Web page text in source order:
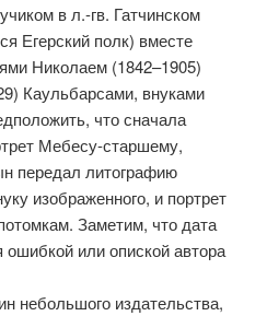
в л.-гв. Гатчинском
Егерский полк) вместе
Николаем (1842–1905)
Каульбарсами, внуками
что сначала
Мебесу-старшему,
передал литографию
изображенного, и портрет
Заметим, что дата
ошибкой или опиской автора
небольшого издательства,